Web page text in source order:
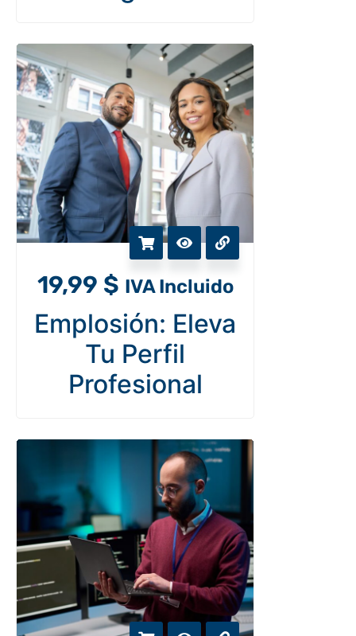
19,99 $ IVA Incluido
Emplosión: Eleva
Tu Perfil
Profesional